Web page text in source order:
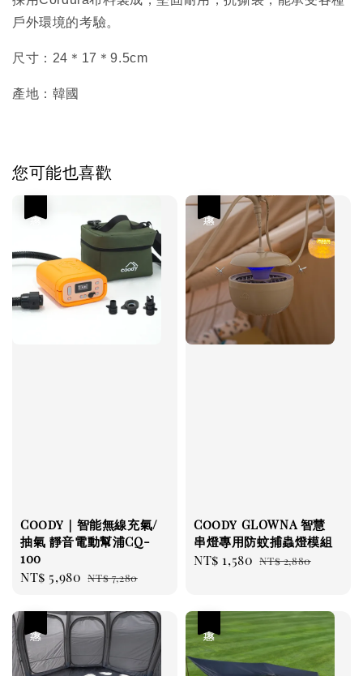
戶外環境的考驗。
尺寸：24＊17＊9.5cm
產地：韓國
您可能也喜歡
Coody｜智能無線充氣/
抽氣 靜音電動幫浦CQ-
100
Sale
NT$ 5,980 Regular
NT$ 7,280
Coody GLOWNA 智慧
串燈專用防蚊捕蟲燈模組
Sale
NT$ 1,580 Regular
NT$ 2,880